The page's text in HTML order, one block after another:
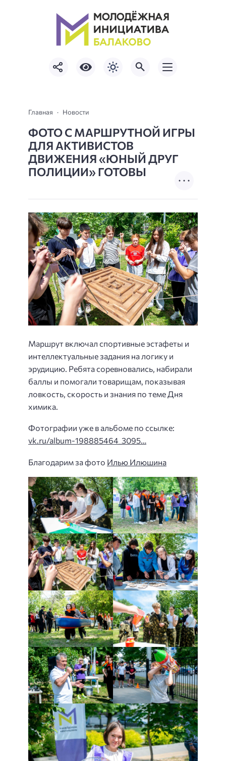
Главная Новости
ФОТО С МАРШРУТНОЙ ИГРЫ
ДЛЯ АКТИВИСТОВ
ДВИЖЕНИЯ «ЮНЫЙ ДРУГ
ПОЛИЦИИ» ГОТОВЫ
Маршрут включал спортивные эстафеты и
интеллектуальные задания на логику и
эрудицию. Ребята соревновались, набирали
баллы и помогали товарищам, показывая
ловкость, скорость и знания по теме Дня
химика.
️Фотографии уже в альбоме по ссылке:
vk.ru/album-198885464_3095…
Благодарим за фото Илью Илюшина